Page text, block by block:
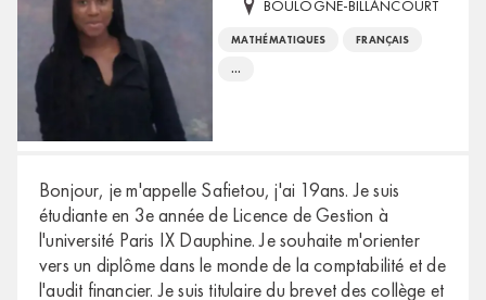
BOULOGNE-BILLANCOURT
MATHÉMATIQUES FRANÇAIS
...
Bonjour, je m'appelle Safietou, j'ai 19ans. Je suis
étudiante en 3e année de Licence de Gestion à
l'université Paris IX Dauphine. Je souhaite m'orienter
vers un diplôme dans le monde de la comptabilité et de
l'audit financier. Je suis titulaire du brevet des collège et